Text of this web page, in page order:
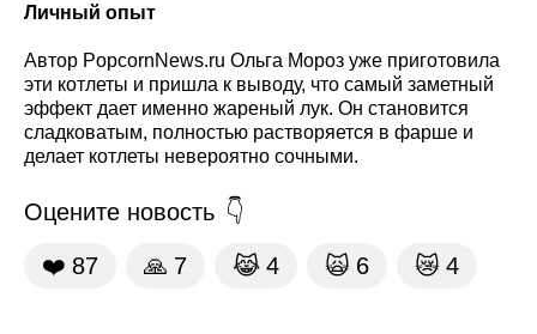
Личный опыт
Автор PopcornNews.ru Ольга Мороз уже приготовила
эти котлеты и пришла к выводу, что самый заметный
эффект дает именно жареный лук. Он становится
сладковатым, полностью растворяется в фарше и
делает котлеты невероятно сочными.
Оцените новость
❤️ 87 🙏 7 😹 4 🙀 6 😿 4